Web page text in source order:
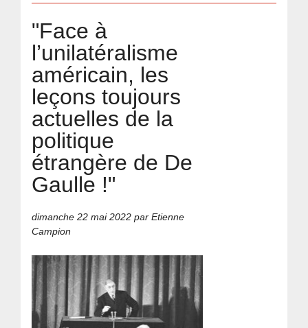
"Face à
l’unilatéralisme
américain, les
leçons toujours
actuelles de la
politique
étrangère de De
Gaulle !"
dimanche 22 mai 2022 par Etienne
Campion